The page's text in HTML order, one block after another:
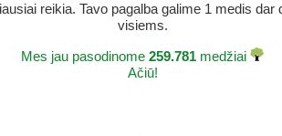
reikia. Tavo pagalba galime 1 medis
visiems.
Mes jau pasodinome 259.781 medžiai
Ačiū!